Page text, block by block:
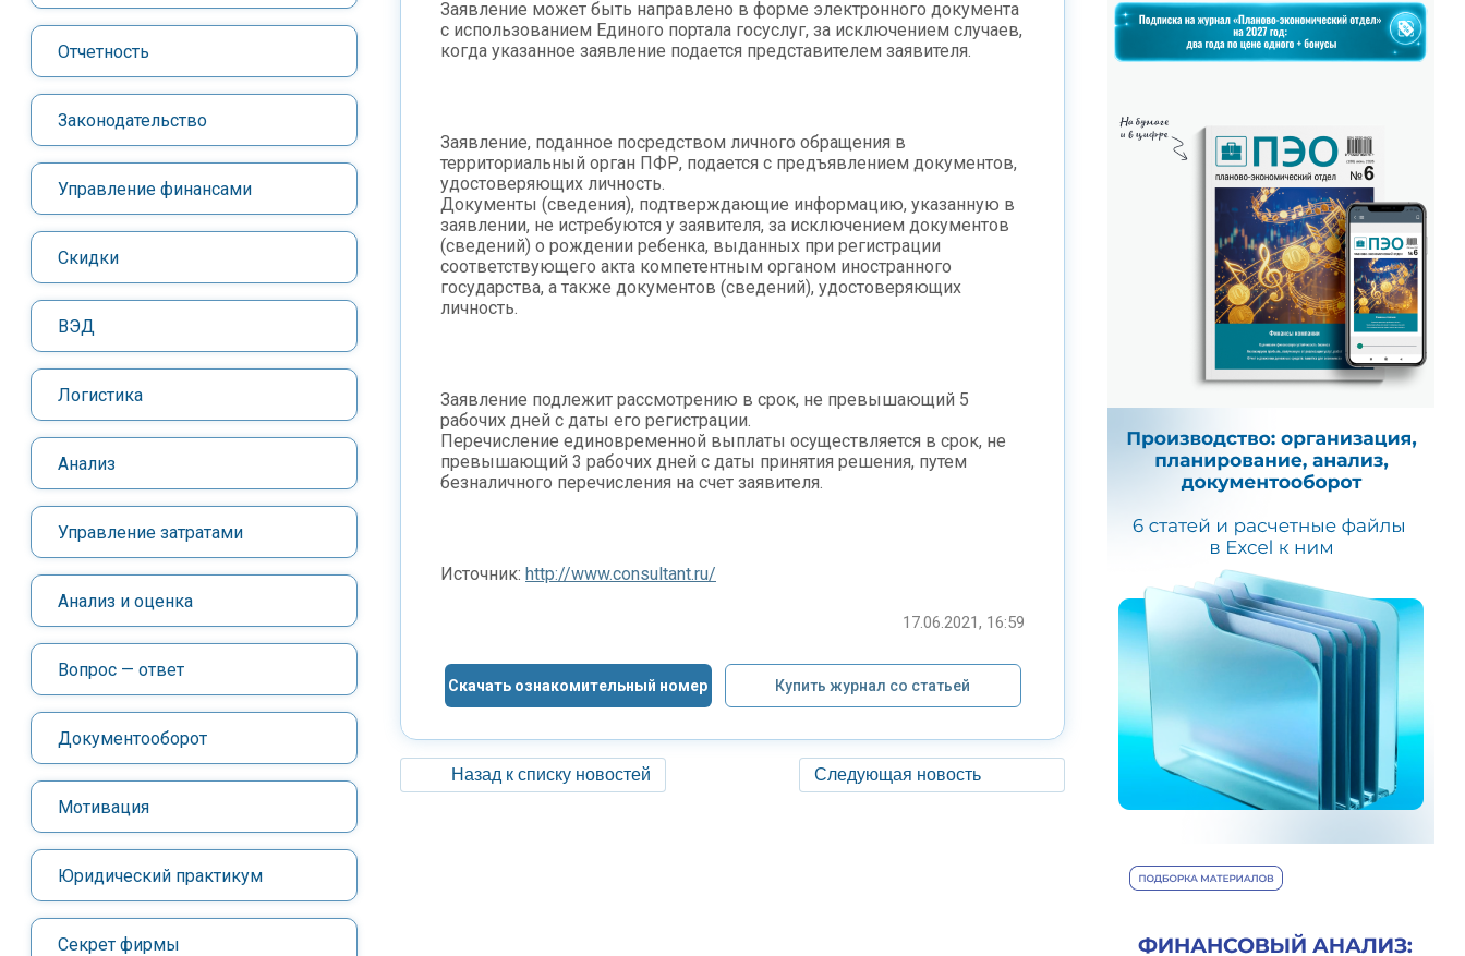
Отчетность
Законодательство
Управление финансами
Скидки
ВЭД
Логистика
Анализ
Управление затратами
Анализ и оценка
Вопрос — ответ
Документооборот
Мотивация
Юридический практикум
Секрет фирмы
Заявление может быть направлено в форме электронного документа
с использованием Единого портала госуслуг, за исключением случаев,
когда указанное заявление подается представителем заявителя.
Заявление, поданное посредством личного обращения в
территориальный орган ПФР, подается с предъявлением документов,
удостоверяющих личность.
Документы (сведения), подтверждающие информацию, указанную в
заявлении, не истребуются у заявителя, за исключением документов
(сведений) о рождении ребенка, выданных при регистрации
соответствующего акта компетентным органом иностранного
государства, а также документов (сведений), удостоверяющих
личность.
Заявление подлежит рассмотрению в срок, не превышающий 5
рабочих дней с даты его регистрации.
Перечисление единовременной выплаты осуществляется в срок, не
превышающий 3 рабочих дней с даты принятия решения, путем
безналичного перечисления на счет заявителя.
Источник: http://www.consultant.ru/
17.06.2021, 16:59
Скачать ознакомительный номер Купить журнал со статьей
Назад к списку новостей Следующая новость